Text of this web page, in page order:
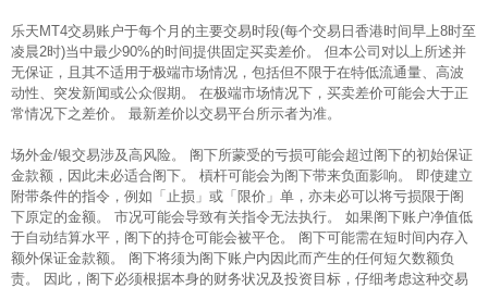
乐天MT4交易账户于每个月的主要交易时段(每个交易日香港时间早上8时至
凌晨2时)当中最少90%的时间提供固定买卖差价。 但本公司对以上所述并
无保证，且其不适用于极端市场情况，包括但不限于在特低流通量、高波
动性、突发新闻或公众假期。 在极端市场情况下，买卖差价可能会大于正
常情况下之差价。 最新差价以交易平台所示者为准。
场外金/银交易涉及高风险。 阁下所蒙受的亏损可能会超过阁下的初始保证
金款额，因此未必适合阁下。 槓杆可能会为阁下带来负面影响。 即使建立
附带条件的指令，例如「止损」或「限价」单，亦未必可以将亏损限于阁
下原定的金额。 市况可能会导致有关指令无法执行。 如果阁下账户净值低
于自动结算水平，阁下的持仓可能会被平仓。 阁下可能需在短时间内存入
额外保证金款额。 阁下将须为阁下账户内因此而产生的任何短欠数额负
责。 因此，阁下必须根据本身的财务状况及投资目标，仔细考虑这种交易